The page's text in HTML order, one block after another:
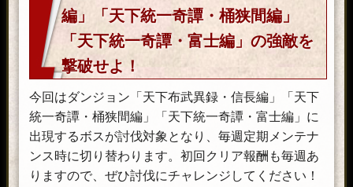
編」「天下統一奇譚・桶狭間編」
「天下統一奇譚・富士編」の強敵を
撃破せよ！
今回はダンジョン「天下布武異録・信長編」「天下
統一奇譚・桶狭間編」「天下統一奇譚・富士編」に
出現するボスが討伐対象となり、毎週定期メンテナ
ンス時に切り替わります。初回クリア報酬も毎週あ
りますので、ぜひ討伐にチャレンジしてください！